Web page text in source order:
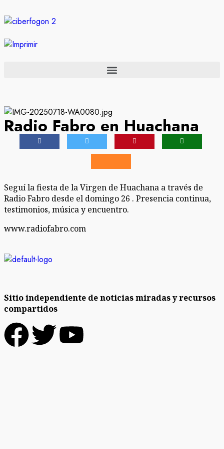
Radio Fabro en Huachana
Seguí la fiesta de la Virgen de Huachana a través de
Radio Fabro desde el domingo 26 . Presencia continua,
testimonios, música y encuentro.
www.radiofabro.com
Sitio independiente de noticias miradas y recursos
compartidos